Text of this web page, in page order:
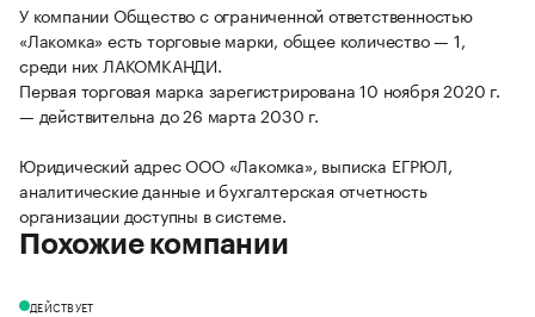
У компании Общество с ограниченной ответственностью
«Лакомка» есть торговые марки, общее количество — 1,
среди них ЛАКОМКАНДИ.
Первая торговая марка зарегистрирована 10 ноября 2020 г.
— действительна до 26 марта 2030 г.
Юридический адрес ООО «Лакомка», выписка ЕГРЮЛ,
аналитические данные и бухгалтерская отчетность
организации доступны в системе.
Похожие компании
ДЕЙСТВУЕТ